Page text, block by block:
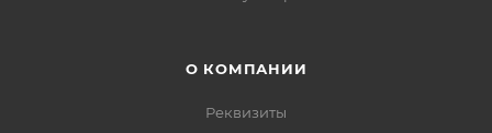
О КОМПАНИИ
Реквизиты